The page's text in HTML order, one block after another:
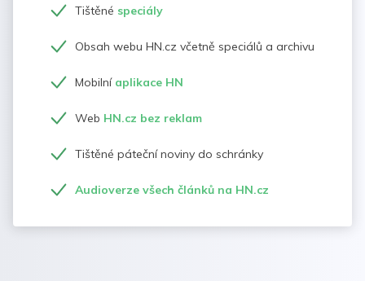
Tištěné speciály
Obsah webu HN.cz včetně speciálů a archivu
Mobilní aplikace HN
Web HN.cz bez reklam
Tištěné páteční noviny do schránky
Audioverze všech článků na HN.cz